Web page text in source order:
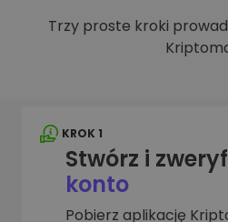
Trzy proste kroki
KROK 1
Stwórz i
konto
Pobierz aplikację